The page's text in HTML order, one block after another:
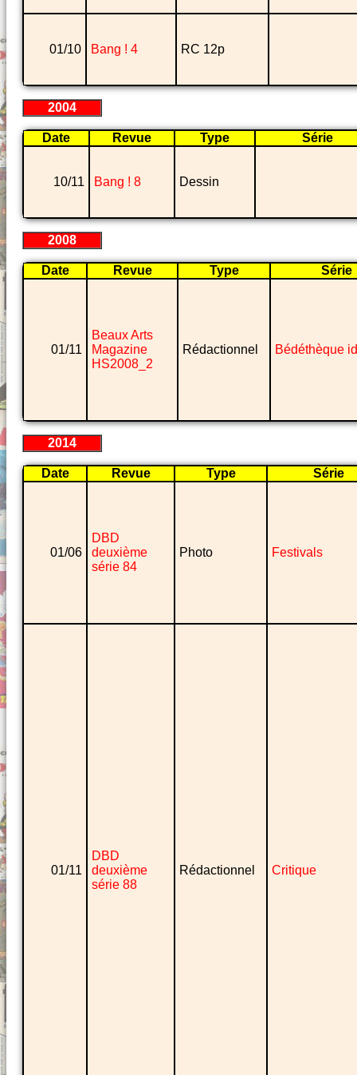
01/10 Bang ! 4 RC 12p
2004
Date Revue Type Série
10/11 Bang ! 8 Dessin
2008
Date Revue Type Série
01/11
Beaux Arts
Magazine
HS2008_2
Rédactionnel Bédéthèque
2014
Date Revue Type Série
01/06
DBD
deuxième
série 84
Photo Festivals
01/11
DBD
deuxième
série 88
Rédactionnel Critique